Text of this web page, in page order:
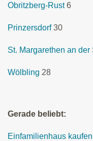
Obritzberg-Rust 6
Prinzersdorf 30
St. Margarethen an der
Wölbling 28
Gerade beliebt:
Einfamilienhaus